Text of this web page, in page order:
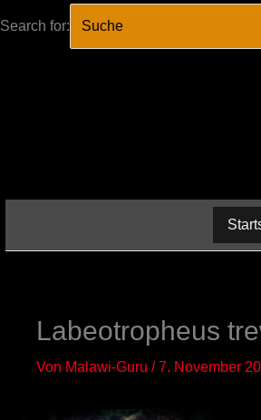
Search for:
Labeotropheus
Von Malawi-Guru /7. November